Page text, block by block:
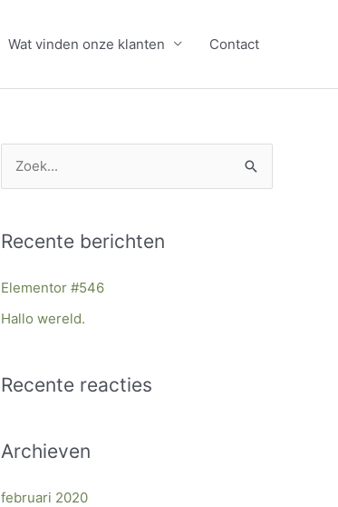
Wat vinden onze klanten Contact
k
n
:
Recente berichten
Elementor #546
Hallo wereld.
Recente reacties
Archieven
februari 2020